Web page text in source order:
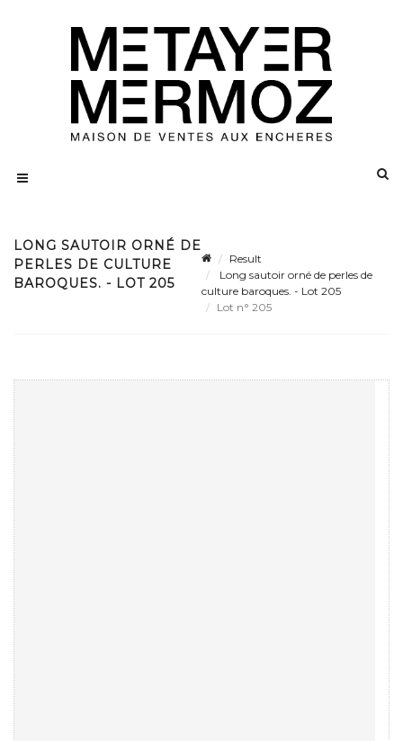
LONG SAUTOIR ORNÉ DE
PERLES DE CULTURE
BAROQUES. - LOT 205
Result
Long sautoir orné de perles de
culture baroques. - Lot 205
Lot n° 205